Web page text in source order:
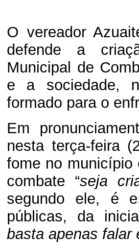
O vereador
defende a
Municipal de
e a sociedade,
formado para o
Em
nesta terça-feira
fome no
combate “seja
segundo ele, é
públicas, da
basta apenas falar